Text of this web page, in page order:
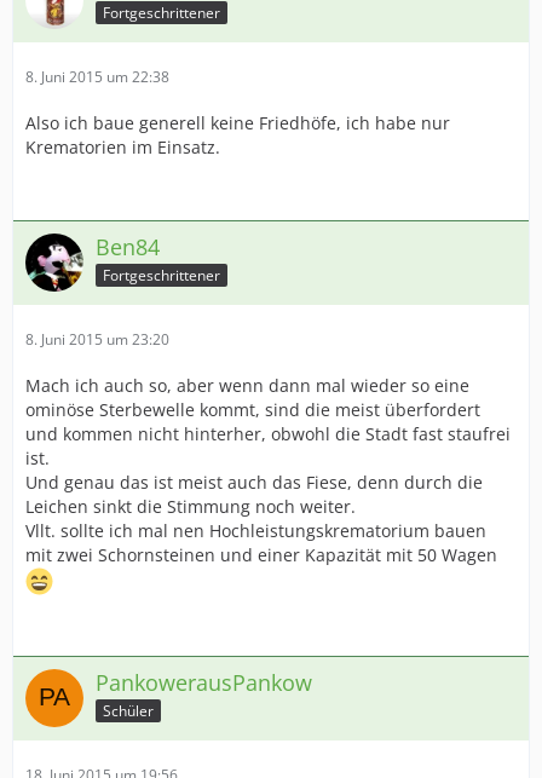
Fortgeschrittener
8. Juni 2015 um 22:38
Also ich baue generell keine Friedhöfe, ich habe nur
Krematorien im Einsatz.
Ben84
Fortgeschrittener
8. Juni 2015 um 23:20
Mach ich auch so, aber wenn dann mal wieder so eine
ominöse Sterbewelle kommt, sind die meist überfordert
und kommen nicht hinterher, obwohl die Stadt fast staufrei
ist.
Und genau das ist meist auch das Fiese, denn durch die
Leichen sinkt die Stimmung noch weiter.
Vllt. sollte ich mal nen Hochleistungskrematorium bauen
mit zwei Schornsteinen und einer Kapazität mit 50 Wagen
PankowerausPankow
Schüler